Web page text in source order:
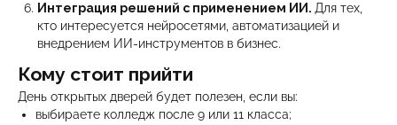
Интеграция решений с применением ИИ. Для тех,
кто интересуется нейросетями, автоматизацией и
внедрением ИИ-инструментов в бизнес.
Кому стоит прийти
День открытых дверей будет полезен, если вы:
выбираете колледж после 9 или 11 класса;